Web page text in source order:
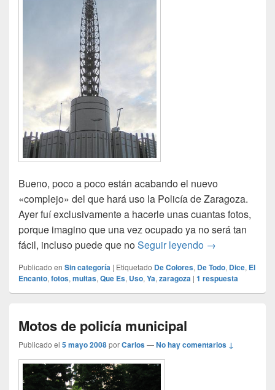
Bueno, poco a poco están acabando el nuevo
«complejo» del que hará uso la Policía de Zaragoza.
Ayer fuí exclusivamente a hacerle unas cuantas fotos,
porque imagino que una vez ocupado ya no será tan
fácil, incluso puede que noSeguir leyendo Policía
→
Publicado en Sin categoría | Etiquetado De Colores, De Todo, Dice, El
Encanto,fotos,multas,Que Es, Uso,Ya,zaragoza | 1 respuesta
Motos de policía municipal
Publicado el 5 mayo 2008porCarlos—No hay comentarios ↓